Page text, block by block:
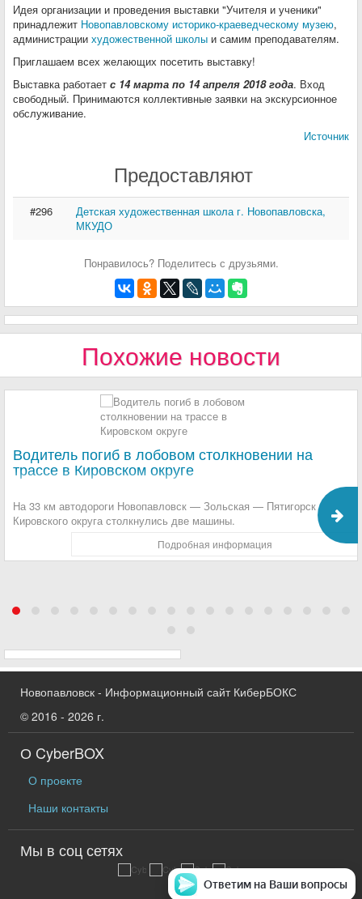
Идея организации и проведения выставки "Учителя и ученики"
принадлежит Новопавловскому историко-краеведческому музею,
администрации художественной школы и самим преподавателям.
Приглашаем всех желающих посетить выставку!
Выставка работает с 14 марта по 14 апреля 2018 года. Вход
свободный. Принимаются коллективные заявки на экскурсионное
обслуживание.
Источник
Предоставляют
#296
Детская художественная школа г. Новопавловска,
МКУДО
Понравилось? Поделитесь с друзьями.
Похожие новости
Водитель погиб в лобовом столкновении на
трассе в Кировском округе
На 33 км автодороги Новопавловск — Зольская — Пятигорск
Кировского округа столкнулись две машины.
Подробная информация
Новопавловск - Информационный сайт КиберБОКС
© 2016 - 2026 г.
О CyberBOX
О проекте
Наши контакты
Мы в соц сетях
Ответим на Ваши вопросы